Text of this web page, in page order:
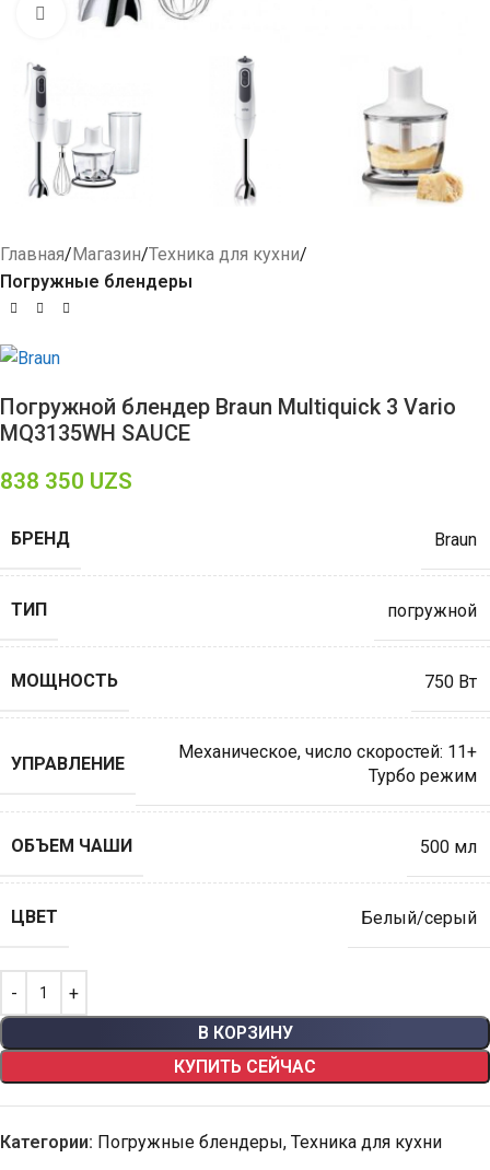
Click to enlarge
Главная Магазин Техника для кухни
Погружные блендеры
Погружной блендер Braun Multiquick 3 Vario
MQ3135WH SAUCE
838 350 UZS
БРЕНД Braun
ТИП погружной
МОЩНОСТЬ 750 Вт
УПРАВЛЕНИЕ
Механическое, число скоростей: 11+
Турбо режим
ОБЪЕМ ЧАШИ 500 мл
ЦВЕТ Белый/серый
В КОРЗИНУ
КУПИТЬ СЕЙЧАС
Категории: Погружные блендеры, Техника для кухни